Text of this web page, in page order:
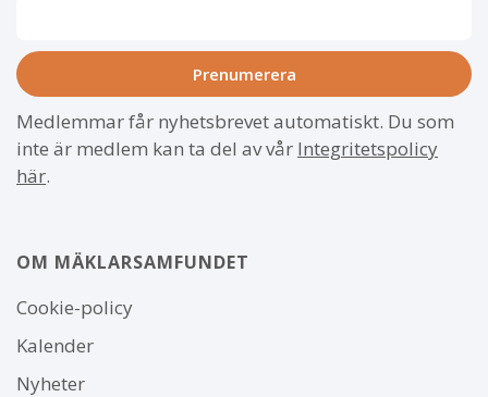
Medlemmar får nyhetsbrevet automatiskt. Du som
inte är medlem kan ta del av vår Integritetspolicy
här.
OM MÄKLARSAMFUNDET
Om
webbplatsen
Cookie-policy
Kalender
Nyheter